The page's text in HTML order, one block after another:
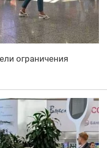
ограничения